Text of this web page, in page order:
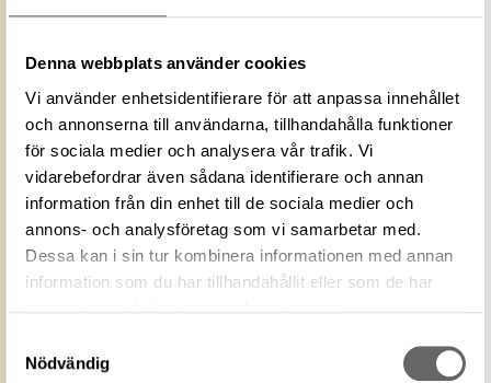
Denna webbplats använder cookies
Vi använder enhetsidentifierare för att anpassa innehållet
och annonserna till användarna, tillhandahålla funktioner
för sociala medier och analysera vår trafik. Vi
vidarebefordrar även sådana identifierare och annan
information från din enhet till de sociala medier och
annons- och analysföretag som vi samarbetar med.
Dessa kan i sin tur kombinera informationen med annan
information som du har tillhandahållit eller som de har
Nödvändig
ID‑nummer 1112614C-0AE0-4BD1-9666-370CE504102B
Fotograf
Historiska museet
media
Ange gärna upphovsperson om denne är
Upphovsrätten till detta verk har gått ut och är
upphovsperson om denne är känd.
LADDA NER MEDIA